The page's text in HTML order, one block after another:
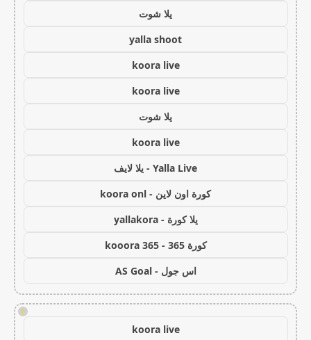
يلا شوت
yalla shoot
koora live
koora live
يلا شوت
koora live
Yalla Live - يلا لايف
كورة اون لاين - koora onl
يلا كورة - yallakora
كورة 365 - kooora 365
اس جول - AS Goal
!
koora live